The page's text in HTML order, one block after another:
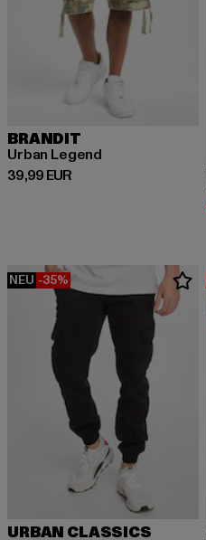
BRANDIT
Urban Legend
39,99 EUR
Derzeitiger Preis: 39,99 EUR
NEU -35%
URBAN CLASSICS